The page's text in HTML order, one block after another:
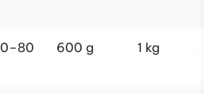
600 g 1 kg